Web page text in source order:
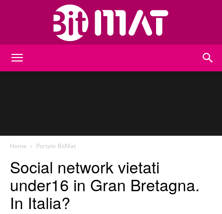
Home Portale BitMat
Social network vietati
under16 in Gran Bretagna.
In Italia?